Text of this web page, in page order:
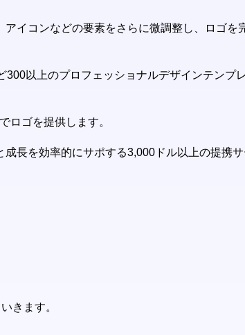
イコンなどの要素をさらに微調整し、ロゴを
以上のプロフェッショナルデザインテンプ
ロゴを提供します。
長を効率的にサポする3,000ドル以上の提携
きます。